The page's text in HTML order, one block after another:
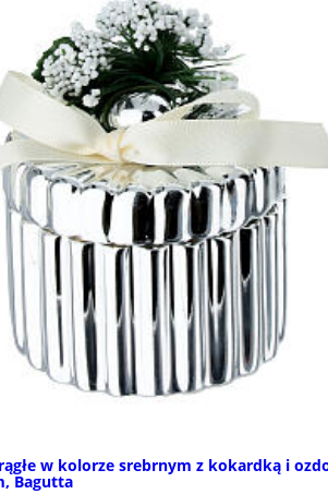
w kolorze srebrnym z kokardką i
Bagutta